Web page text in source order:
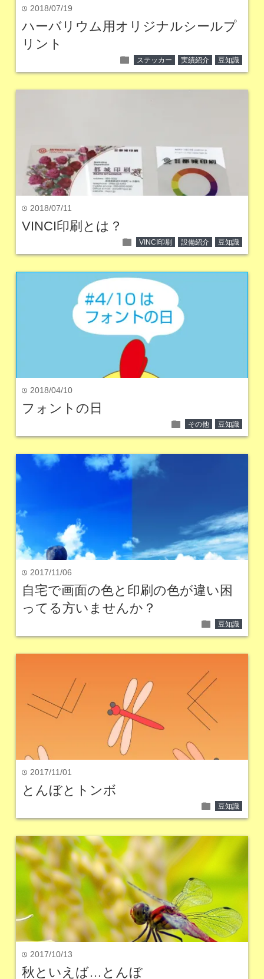
time 2018/07/19
ハーバリウム用オリジナルシールプ
リント
folder ステッカー 実績紹介 豆知識
time 2018/07/11
VINCI印刷とは？
folder VINCI印刷 設備紹介 豆知識
time 2018/04/10
フォントの日
folder その他 豆知識
time 2017/11/06
自宅で画面の色と印刷の色が違い困
ってる方いませんか？
folder 豆知識
time 2017/11/01
とんぼとトンボ
folder 豆知識
time 2017/10/13
秋といえば…とんぼ